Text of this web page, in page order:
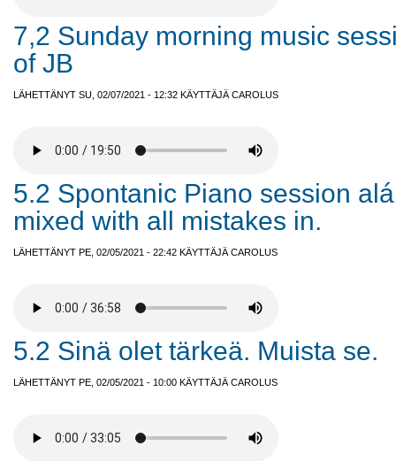
7,2 Sunday morning music
of JB
LÄHETTÄNYT SU, 02/07/2021 - 12:32 KÄYTTÄJÄ CAROLUS
5.2 Spontanic Piano session
mixed with all mistakes in.
LÄHETTÄNYT PE, 02/05/2021 - 22:42 KÄYTTÄJÄ CAROLUS
5.2 Sinä olet tärkeä. Muista se.
LÄHETTÄNYT PE, 02/05/2021 - 10:00 KÄYTTÄJÄ CAROLUS